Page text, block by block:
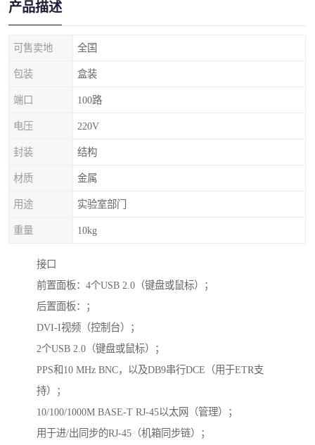
产品描述
可售卖地 全国
包装 盒装
端口 100路
电压 220V
封装 结构
材质 金属
用途 实验室部门
重量 10kg
接口
前置面板：4个USB 2.0（键盘或鼠标）；
后置面板：；
DVI-I视频（控制台）；
2个USB 2.0（键盘或鼠标）；
PPS和10 MHz BNC，以及DB9串行DCE（用于ETR支
持）；
10/100/1000M BASE-T RJ-45以太网（管理）；
用于进/出同步的RJ-45（机箱同步链）；